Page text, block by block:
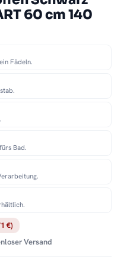
60 cm 140
€)
Versand
Fädeln.
Bad.